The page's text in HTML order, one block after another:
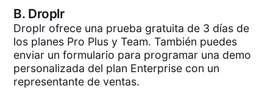
B. Droplr
Droplr ofrece una prueba gratuita de 3 días de
los planes Pro Plus y Team. También puedes
enviar un formulario para programar una demo
personalizada del plan Enterprise con un
representante de ventas.